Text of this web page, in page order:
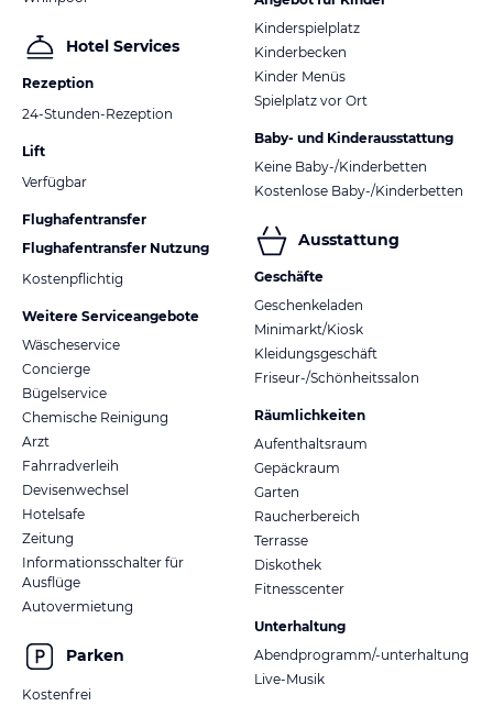
Hotel Services
Rezeption
24-Stunden-Rezeption
Lift
Verfügbar
Flughafentransfer
Flughafentransfer Nutzung
Kostenpflichtig
Weitere Serviceangebote
Wäscheservice
Concierge
Bügelservice
Chemische Reinigung
Arzt
Fahrradverleih
Devisenwechsel
Hotelsafe
Zeitung
Informationsschalter für
Ausflüge
Autovermietung
Parken
Kostenfrei
Kinderspielplatz
Kinderbecken
Kinder Menüs
Spielplatz vor Ort
Baby- und Kinderausstattung
Keine Baby-/Kinderbetten
Kostenlose Baby-/Kinderbetten
Ausstattung
Geschäfte
Geschenkeladen
Minimarkt/Kiosk
Kleidungsgeschäft
Friseur-/Schönheitssalon
Räumlichkeiten
Aufenthaltsraum
Gepäckraum
Garten
Raucherbereich
Terrasse
Diskothek
Fitnesscenter
Unterhaltung
Abendprogramm/-unterhaltung
Live-Musik